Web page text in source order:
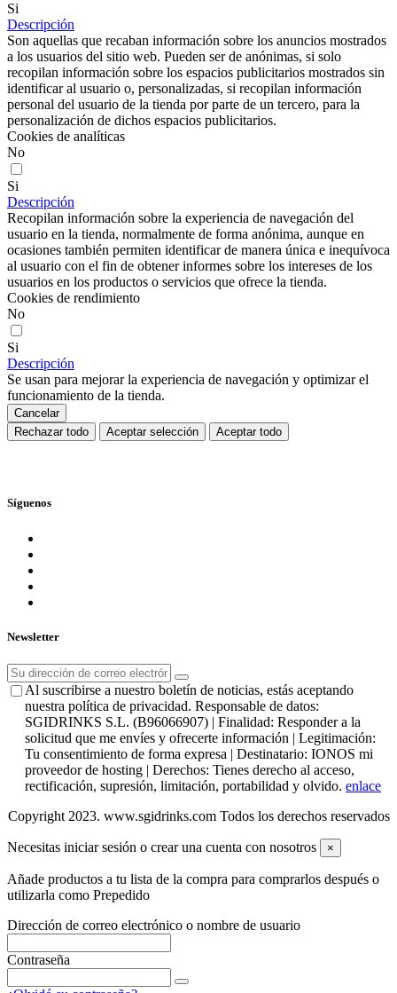
Si
Descripción
Son aquellas que recaban información sobre los anuncios mostrados
a los usuarios del sitio web. Pueden ser de anónimas, si solo
recopilan información sobre los espacios publicitarios mostrados sin
identificar al usuario o, personalizadas, si recopilan información
personal del usuario de la tienda por parte de un tercero, para la
personalización de dichos espacios publicitarios.
Cookies de analíticas
No
Si
Descripción
Recopilan información sobre la experiencia de navegación del
usuario en la tienda, normalmente de forma anónima, aunque en
ocasiones también permiten identificar de manera única e inequívoca
al usuario con el fin de obtener informes sobre los intereses de los
usuarios en los productos o servicios que ofrece la tienda.
Cookies de rendimiento
No
Si
Descripción
Se usan para mejorar la experiencia de navegación y optimizar el
funcionamiento de la tienda.
Cancelar
Rechazar todo
Aceptar selección Aceptar todo
Síguenos
Newsletter
Al suscribirse a nuestro boletín de noticias, estás aceptando
nuestra política de privacidad. Responsable de datos:
SGIDRINKS S.L. (B96066907) | Finalidad: Responder a la
solicitud que me envíes y ofrecerte información | Legitimación:
Tu consentimiento de forma expresa | Destinatario: IONOS mi
proveedor de hosting | Derechos: Tienes derecho al acceso,
rectificación, supresión, limitación, portabilidad y olvido. enlace
Copyright 2023. www.sgidrinks.com Todos los derechos reservados
Necesitas iniciar sesión o crear una cuenta con nosotros ×
Añade productos a tu lista de la compra para comprarlos después o
utilizarla como Prepedido
Dirección de correo electrónico o nombre de usuario
Contraseña